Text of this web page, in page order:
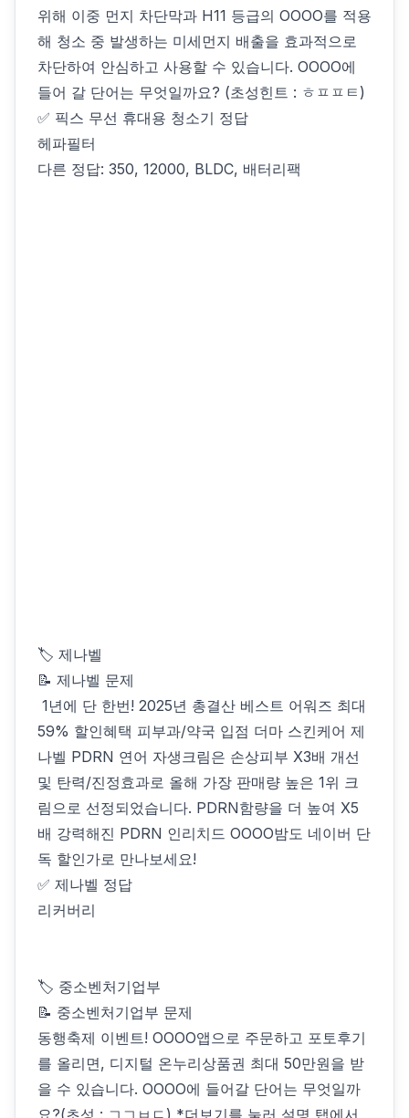
위해 이중 먼지 차단막과 H11 등급의 OOOO를 적용
해 청소 중 발생하는 미세먼지 배출을 효과적으로
차단하여 안심하고 사용할 수 있습니다. OOOO에
들어 갈 단어는 무엇일까요? (초성힌트 : ㅎㅍㅍㅌ)
✅ 픽스 무선 휴대용 청소기 정답
헤파필터
다른 정답: 350, 12000, BLDC, 배터리팩
🏷 제나벨
📝 제나벨 문제
️ 1년에 단 한번! 2025년 총결산 베스트 어워즈 최대
59% 할인혜택️ 피부과/약국 입점 더마 스킨케어 제
나벨 PDRN 연어 자생크림은 손상피부 X3배 개선
및 탄력/진정효과로 올해 가장 판매량 높은 1위 크
림으로 선정되었습니다. PDRN함량을 더 높여 X5
배 강력해진 PDRN 인리치드 OOOO밤도 네이버 단
독 할인가로 만나보세요!
✅ 제나벨 정답
리커버리
🏷 중소벤처기업부
📝 중소벤처기업부 문제
동행축제 이벤트! OOOO앱으로 주문하고 포토후기
를 올리면, 디지털 온누리상품권 최대 50만원을 받
을 수 있습니다. OOOO에 들어갈 단어는 무엇일까
요?(초성 : ㄱㄱㅂㄷ) *더보기를 눌러 설명 탭에서